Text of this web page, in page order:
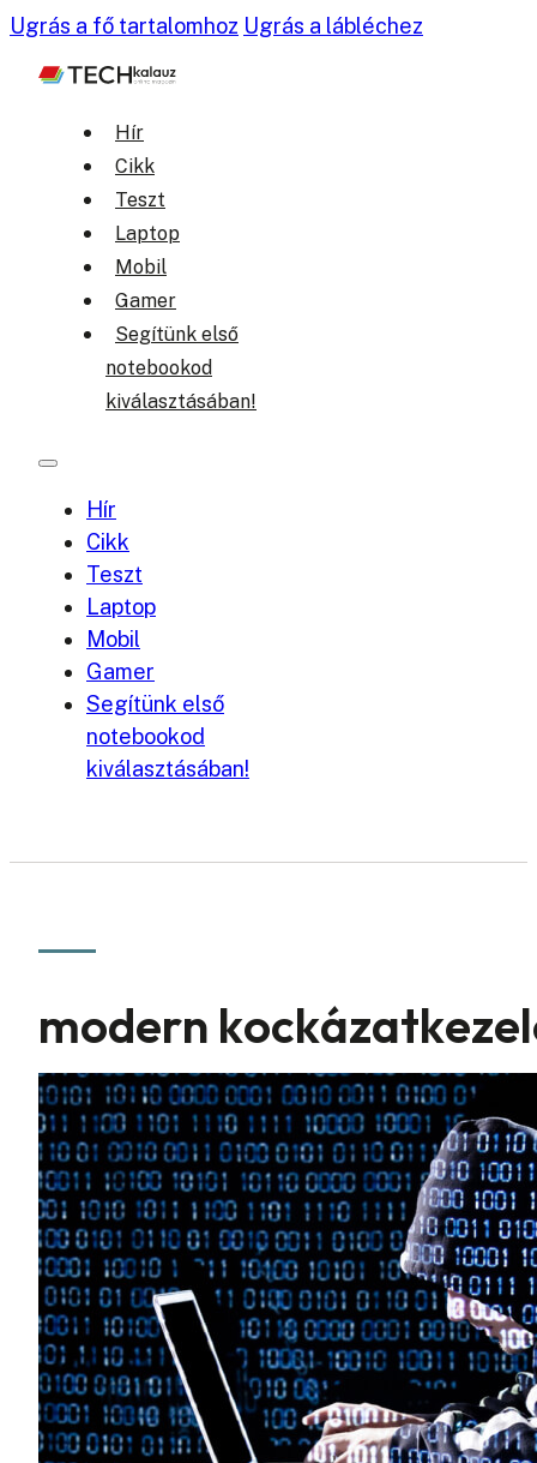
Ugrás a fő tartalomhoz Ugrás a lábléchez
Hír
Cikk
Teszt
Laptop
Mobil
Gamer
Segítünk első
notebookod
kiválasztásában!
Hír
Cikk
Teszt
Laptop
Mobil
Gamer
Segítünk első
notebookod
kiválasztásában!
modern